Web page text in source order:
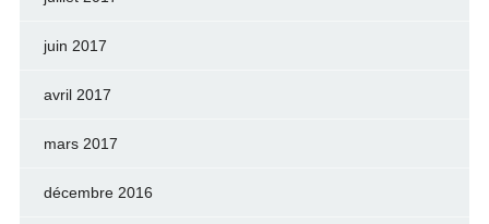
juin 2017
avril 2017
mars 2017
décembre 2016